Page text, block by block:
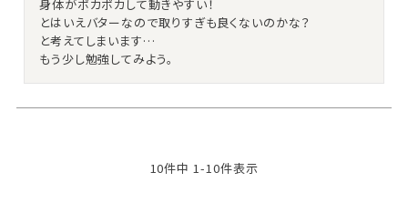
身体がポカポカして動きやすい！
とはいえバターなので取りすぎも良くないのかな？
と考えてしまいます…
もう少し勉強してみよう。
10件中 1 -10件表示